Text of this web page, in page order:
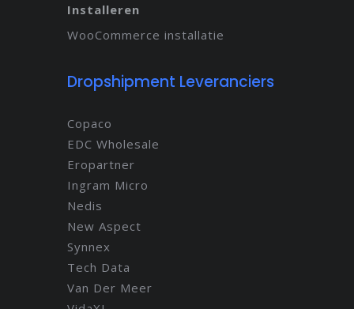
Installeren
WooCommerce installatie
Dropshipment Leveranciers
Copaco
EDC Wholesale
Eropartner
Ingram Micro
Nedis
New Aspect
Synnex
Tech Data
Van Der Meer